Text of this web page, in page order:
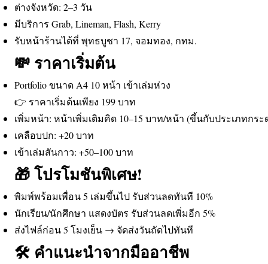
ต่างจังหวัด: 2–3 วัน
มีบริการ Grab, Lineman, Flash, Kerry
รับหน้าร้านได้ที่ พุทธบูชา 17, จอมทอง, กทม.
💸 ราคาเริ่มต้น
Portfolio ขนาด A4 10 หน้า เข้าเล่มห่วง
👉 ราคาเริ่มต้นเพียง 199 บาท
เพิ่มหน้า: หน้าเพิ่มเติมคิด 10–15 บาท/หน้า (ขึ้นกับประเภทกระ
เคลือบปก: +20 บาท
เข้าเล่มสันกาว: +50–100 บาท
🎁 โปรโมชันพิเศษ!
พิมพ์พร้อมเพื่อน 5 เล่มขึ้นไป รับส่วนลดทันที 10%
นักเรียน/นักศึกษา แสดงบัตร รับส่วนลดเพิ่มอีก 5%
ส่งไฟล์ก่อน 5 โมงเย็น → จัดส่งวันถัดไปทันที
🛠️ คำแนะนำจากมืออาชีพ